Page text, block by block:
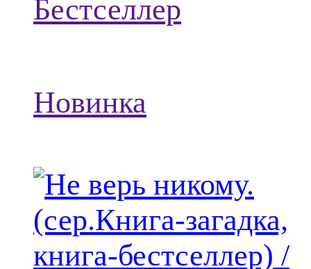
Бестселлер
Новинка